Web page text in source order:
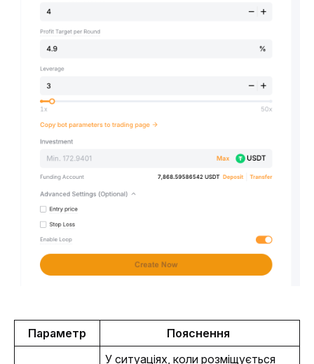
Параметр Пояснення
У ситуаціях, коли розміщується